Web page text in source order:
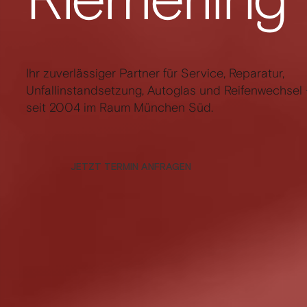
Ihr zuverlässiger Partner für Service, Reparatur,
Unfallinstandsetzung, Autoglas und Reifenwechsel
seit 2004 im Raum München Süd.
JETZT TERMIN ANFRAGEN